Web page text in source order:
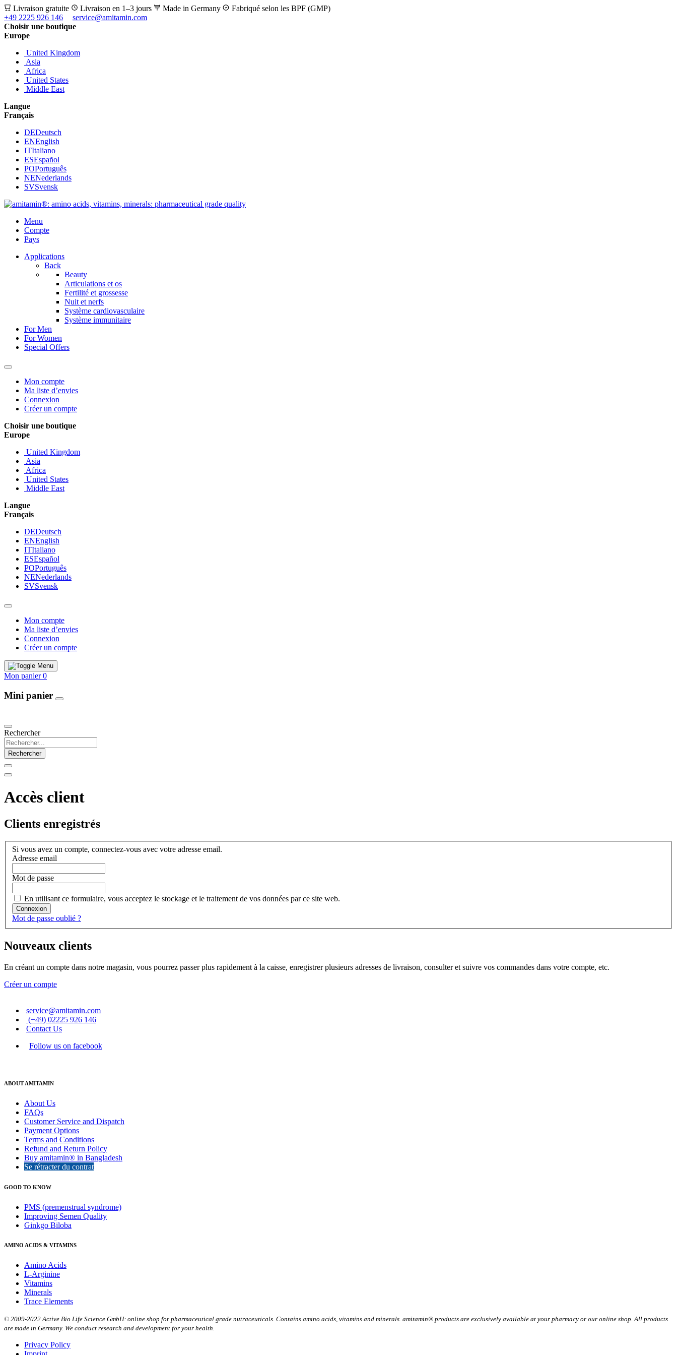
Livraison gratuite Livraison en 1–3 jours Made in Germany
Fabriqué selon les BPF (GMP)
+49 2225 926 146
service@amitamin.com
Choisir une boutique
Europe
United Kingdom
Asia
Africa
United States
Middle East
Langue
Français
DEDeutsch
ENEnglish
ITItaliano
ESEspañol
POPortuguês
NENederlands
SVSvensk
Menu
Compte
Pays
Applications
Back
Beauty
Articulations et os
Fertilité et grossesse
Nuit et nerfs
Système cardiovasculaire
Système immunitaire
For Men
For Women
Special Offers
Mon compte
Ma liste d’envies
Connexion
Créer un compte
Choisir une boutique
Europe
United Kingdom
Asia
Africa
United States
Middle East
Langue
Français
DEDeutsch
ENEnglish
ITItaliano
ESEspañol
POPortuguês
NENederlands
SVSvensk
Mon compte
Ma liste d’envies
Connexion
Créer un compte
Mon panier 0
Mini panier
Rechercher
Rechercher
Accès client
Clients enregistrés
Si vous avez un compte, connectez-vous avec votre adresse email.
Adresse email
Mot de passe
En utilisant ce formulaire, vous acceptez le stockage et le traitement de vos données par ce site web.
Connexion
Mot de passe oublié ?
Nouveaux clients
En créant un compte dans notre magasin, vous pourrez passer plus rapidement à la caisse, enregistrer plusieurs adresses de livraison, consulter et suivre vos commandes dans votre compte, etc.
Créer un compte
service@amitamin.com
(+49) 02225 926 146
Contact Us
Follow us on facebook
ABOUT AMITAMIN
About Us
FAQs
Customer Service and Dispatch
Payment Options
Terms and Conditions
Refund and Return Policy
Buy amitamin® in Bangladesh
Se rétracter du contrat
GOOD TO KNOW
PMS (premenstrual syndrome)
Improving Semen Quality
Ginkgo Biloba
AMINO ACIDS & VITAMINS
Amino Acids
L-Arginine
Vitamins
Minerals
Trace Elements
© 2009-2022 Active Bio Life Science GmbH: online shop for pharmaceutical grade nutraceuticals. Contains amino acids, vitamins and minerals. amitamin® products are exclusively available at your pharmacy or our online shop. All products
are made in Germany. We conduct research and development for your health.
Privacy Policy